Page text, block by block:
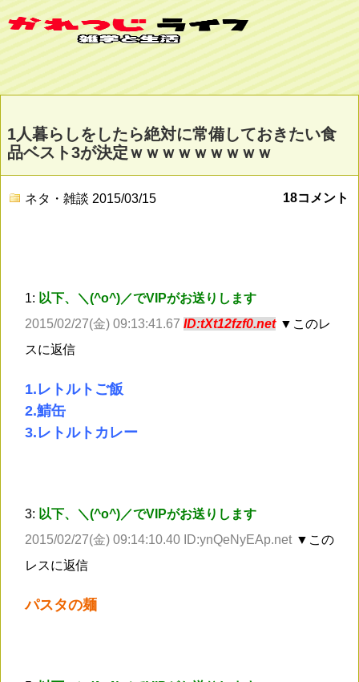
1人暮らしをしたら絶対に常備しておきたい食
品ベスト3が決定ｗｗｗｗｗｗｗｗｗ
ネタ・雑談 2015/03/15 18コメント
1: 以下、＼(^o^)／でVIPがお送りします
2015/02/27(金) 09:13:41.67 ID:tXt12fzf0.net ▼このレ
スに返信
1.レトルトご飯
2.鯖缶
3.レトルトカレー
3: 以下、＼(^o^)／でVIPがお送りします
2015/02/27(金) 09:14:10.40 ID:ynQeNyEAp.net ▼この
レスに返信
パスタの麺